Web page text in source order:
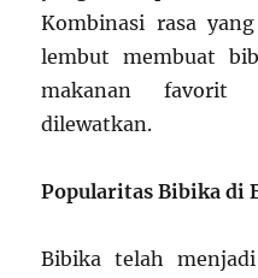
Kombinasi rasa
lembut membuat
makanan favorit
dilewatkan.
Popularitas Bibika di
Bibika telah